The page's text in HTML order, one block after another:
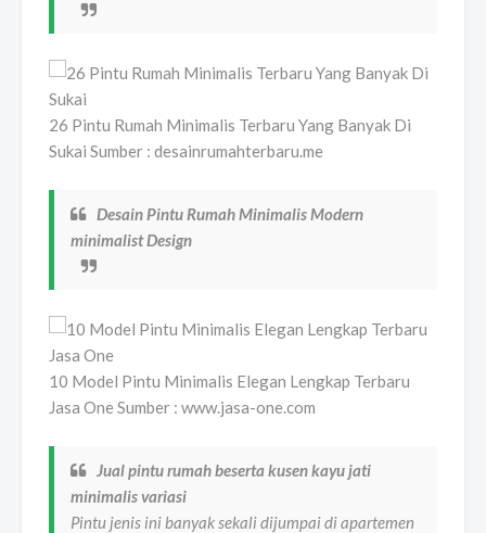
26 Pintu Rumah Minimalis Terbaru Yang Banyak Di
Sukai Sumber : desainrumahterbaru.me
Desain Pintu Rumah Minimalis Modern
minimalist Design
10 Model Pintu Minimalis Elegan Lengkap Terbaru
Jasa One Sumber : www.jasa-one.com
Jual pintu rumah beserta kusen kayu jati
minimalis variasi
Pintu jenis ini banyak sekali dijumpai di apartemen